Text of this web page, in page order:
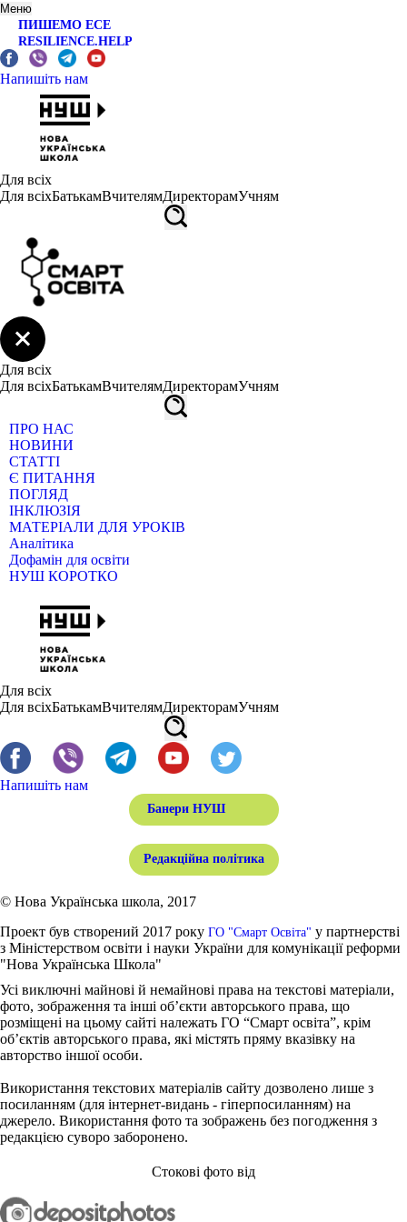
Меню
ПИШЕМО ЕСЕ
RESILIENCE.HELP
Напишіть нам
Для всіх
Для всіхБатькамВчителямДиректорамУчням
Для всіх
Для всіхБатькамВчителямДиректорамУчням
ПРО НАС
НОВИНИ
СТАТТІ
Є ПИТАННЯ
ПОГЛЯД
ІНКЛЮЗІЯ
МАТЕРІАЛИ ДЛЯ УРОКІВ
Аналітика
Дофамін для освіти
НУШ КОРОТКО
Для всіх
Для всіхБатькамВчителямДиректорамУчням
Напишіть нам
Банери НУШ
Редакційна політика
© Нова Українська школа, 2017
Проект був створений 2017 року ГО "Смарт Освіта" у партнерстві
з Міністерством освіти і науки України для комунікації реформи
"Нова Українська Школа"
Усі виключні майнові й немайнові права на текстові матеріали,
фото, зображення та інші об’єкти авторського права, що
розміщені на цьому сайті належать ГО “Смарт освіта”, крім
об’єктів авторського права, які містять пряму вказівку на
авторство іншої особи.
Використання текстових матеріалів сайту дозволено лише з
посиланням (для інтернет-видань - гіперпосиланням) на
джерело. Використання фото та зображень без погодження з
редакцією суворо заборонено.
Стокові фото від